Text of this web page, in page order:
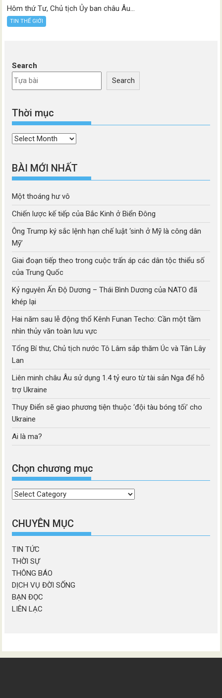
Hôm thứ Tư, Chủ tịch Ủy ban châu Âu...
TIN THẾ GIỚI
Search
Search
Thời mục
Thời
BÀI MỚI NHẤT
Một thoáng hư vô
Chiến lược kế tiếp của Bắc Kinh ở Biển Đông
Ông Trump ký sắc lệnh hạn chế luật ‘sinh ở Mỹ là công dân
Mỹ’
Giai đoạn tiếp theo trong cuộc trấn áp các dân tộc thiểu số
của Trung Quốc
Kỷ nguyên Ấn Độ Dương – Thái Bình Dương của NATO đã
khép lại
Hai năm sau lễ động thổ Kênh Funan Techo: Cần một tầm
nhìn thủy văn toàn lưu vực
Tổng Bí thư, Chủ tịch nước Tô Lâm sắp thăm Úc và Tân Lây
Lan
Liên minh châu Âu sử dụng 1.4 tỷ euro từ tài sản Nga để hỗ
trợ Ukraine
Thụy Điển sẽ giao phương tiện thuộc ‘đội tàu bóng tối’ cho
Ukraine
Ai là ma?
Chọn chương mục
Chọn
mục
CHUYÊN MỤC
TIN TỨC
THỜI SỰ
THÔNG BÁO
DỊCH VỤ ĐỜI SỐNG
BẠN ĐỌC
LIÊN LẠC